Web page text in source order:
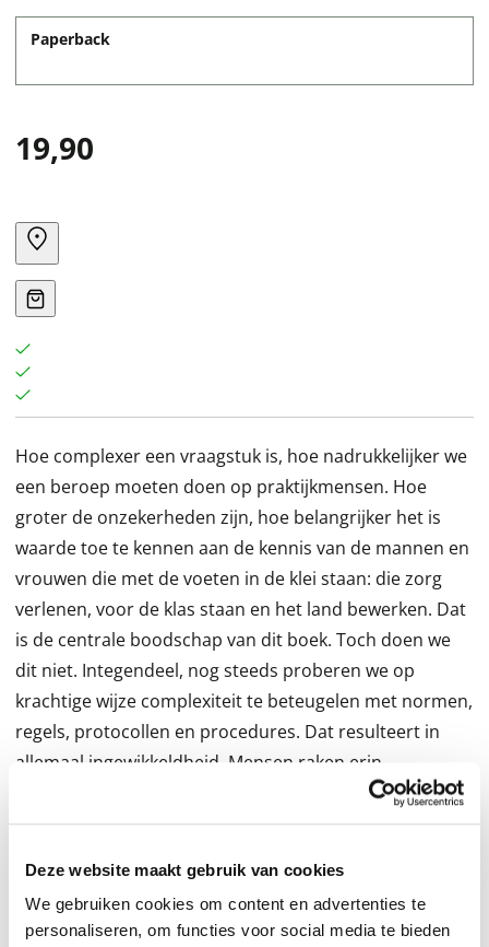
Deze website maakt gebruik van cookies
We gebruiken cookies om content en advertenties te
personaliseren, om functies voor social media te bieden
Paperback
19,90
Hoe complexer een vraagstuk is, hoe nadrukkelijker we
een beroep moeten doen op praktijkmensen. Hoe
groter de onzekerheden zijn, hoe belangrijker het is
waarde toe te kennen aan de kennis van de mannen en
vrouwen die met de voeten in de klei staan: die zorg
verlenen, voor de klas staan en het land bewerken. Dat
is de centrale boodschap van dit boek. Toch doen we
dit niet. Integendeel, nog steeds proberen we op
krachtige wijze complexiteit te beteugelen met normen,
regels, protocollen en procedures. Dat resulteert in
allemaal ingewikkeldheid. Mensen raken erin
verdwaald. Zorgverleners zijn meer dan 30% van hun
werktijd kwijt met administratie, leraren komen
niet innoveren omdat er altijd wel een norm is waaraan
ze niet voldoen. Vakmanschap wordt ingeblikt. Govert